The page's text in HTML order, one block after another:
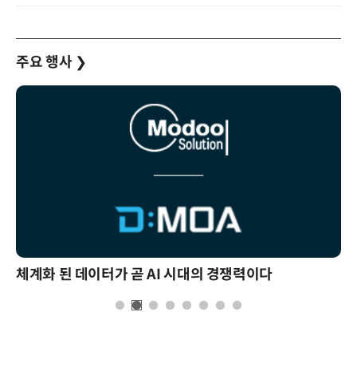
주요 행사 ❯
체계화 된 데이터가 곧 AI 시대의 경쟁력이다